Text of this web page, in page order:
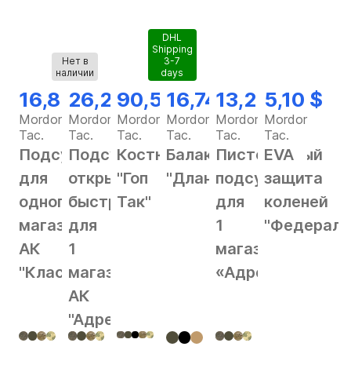
16,82 $
Mordor
Tac.
Подсумок
для
одного
магазина
АК
"Классика"
Нет в
наличии
26,28 $
Mordor
Tac.
Подсумок
открытый
быстрый
для
1
магазина
АК
"Адрес"
90,56 $
Mordor
Tac.
Костюм
"Гоп
Так"
DHL
Shipping
3-7
days
16,74 $
Mordor
Tac.
Балаклава
"Длань"
13,25 $
Mordor
Tac.
Пистолетный
подсумок
для
1
магазина
«Адрес»
5,10 $
Mordor
Tac.
EVA
защита
коленей
"Федерал"